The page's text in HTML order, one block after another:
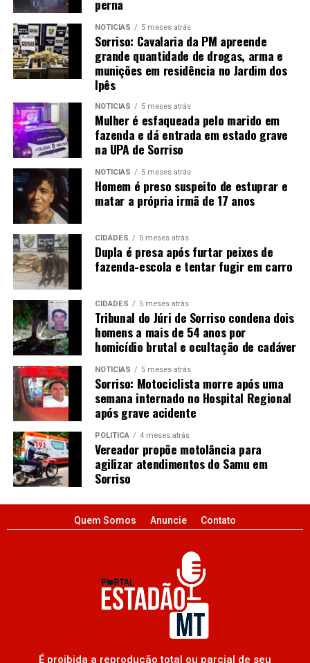
perna
NOTÍCIAS 5 meses atrás
Sorriso: Cavalaria da PM apreende
grande quantidade de drogas, arma e
munições em residência no Jardim dos
Ipês
NOTÍCIAS 5 meses atrás
Mulher é esfaqueada pelo marido em
fazenda e dá entrada em estado grave
na UPA de Sorriso
NOTÍCIAS 5 meses atrás
Homem é preso suspeito de estuprar e
matar a própria irmã de 17 anos
CIDADES 5 meses atrás
Dupla é presa após furtar peixes de
fazenda-escola e tentar fugir em carro
CIDADES 5 meses atrás
Tribunal do Júri de Sorriso condena dois
homens a mais de 54 anos por
homicídio brutal e ocultação de cadáver
NOTÍCIAS 5 meses atrás
Sorriso: Motociclista morre após uma
semana internado no Hospital Regional
após grave acidente
POLÍTICA 4 meses atrás
Vereador propõe motolância para
agilizar atendimentos do Samu em
Sorriso
Quem Somos Anuncie Contato
É proibida a reprodução total ou parcial de seu